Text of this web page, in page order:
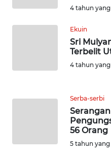
4 tahun yang
Ekuin
Sri
Terbelit
4 tahun yang
Serba-serbi
56 Orang
5 tahun yang
WN
BANTEN
WN
KEPRI